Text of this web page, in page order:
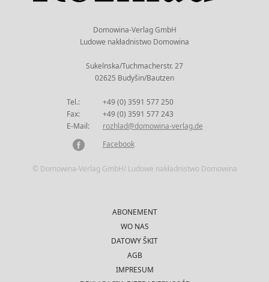
Domowina-Verlag GmbH
Ludowe nakładnistwo Domowina
Sukelnska/Tuchmacherstr. 27
02625 Budyšin/Bautzen
Tel.:
+49 (0) 3591 577 250
Fax:
+49 (0) 3591 577 243
E-Mail:
rozhlad@domowina-verlag.de
Facebook
© Domowina-Verlag GmbH/ Ludowe nakładnistwo Domowina
ABONEMENT
WO NAS
DATOWY ŠKIT
AGB
IMPRESUM